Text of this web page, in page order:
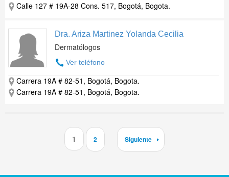
Calle 127 # 19A-28 Cons. 517, Bogotá, Bogota.
Dra. Ariza Martinez Yolanda Cecilia
Dermatólogos
Ver teléfono
Carrera 19A # 82-51, Bogotá, Bogota.
Carrera 19A # 82-51, Bogotá, Bogota.
1 2 Siguiente